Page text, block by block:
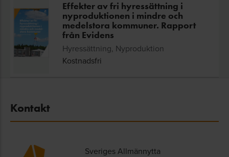
Effekter av fri hyressättning i
nyproduktionen i mindre och
medelstora kommuner. Rapport
från Evidens
Hyressättning, Nyproduktion
Kostnadsfri
Kontakt
Sveriges Allmännytta